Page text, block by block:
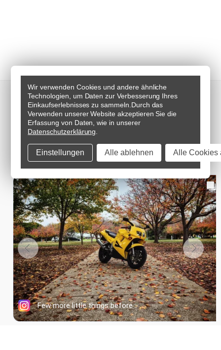
Get social und teilen Sie Ihre
Motorräder mit den besten
"Pro-Bolts" auf Instagram
#probolt
Wir verwenden Cookies und andere ähnliche
Technologien, um Daten zur Verbesserung Ihres
Einkaufserlebnisses zu sammeln.Durch das
Verwenden unserer Website akzeptieren Sie die
Erfassung von Daten, wie in unserer
Datenschutzerklärung.
Einstellungen Alle ablehnen Alle Cookies